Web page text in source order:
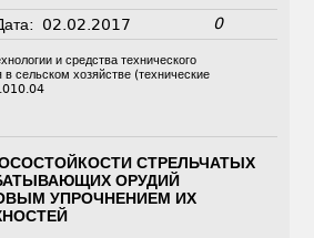
02.02.2017 0
и средства технического
сельском хозяйстве (технические
СТРЕЛЬЧАТЫХ
ОРУДИЙ
УПРОЧНЕНИЕМ ИХ